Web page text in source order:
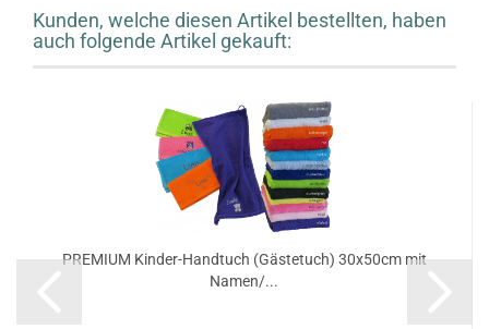
Kunden, welche diesen Artikel bestellten, haben
auch folgende Artikel gekauft:
PREMIUM Kinder-Handtuch (Gästetuch) 30x50cm mit
Namen/...